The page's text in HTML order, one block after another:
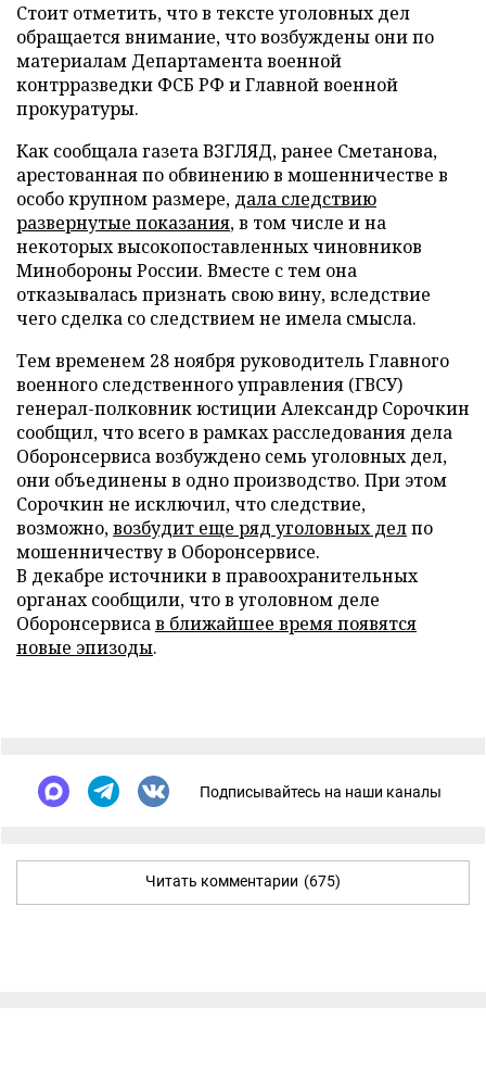
Стоит отметить, что в тексте уголовных дел
обращается внимание, что возбуждены они по
материалам Департамента военной
контрразведки ФСБ РФ и Главной военной
прокуратуры.
Как сообщала газета ВЗГЛЯД, ранее Сметанова,
арестованная по обвинению в мошенничестве в
особо крупном размере, дала следствию
развернутые показания, в том числе и на
некоторых высокопоставленных чиновников
Минобороны России. Вместе с тем она
отказывалась признать свою вину, вследствие
чего сделка со следствием не имела смысла.
Тем временем 28 ноября руководитель Главного
военного следственного управления (ГВСУ)
генерал-полковник юстиции Александр Сорочкин
сообщил, что всего в рамках расследования дела
Оборонсервиса возбуждено семь уголовных дел,
они объединены в одно производство. При этом
Сорочкин не исключил, что следствие,
возможно,возбудит еще ряд уголовных делпо
мошенничеству в Оборонсервисе.
В декабре источники в правоохранительных
органах сообщили, что в уголовном деле
Оборонсервисав ближайшее время появятся
новые эпизоды.
Подписывайтесь на наши каналы
Читать комментарии (675)